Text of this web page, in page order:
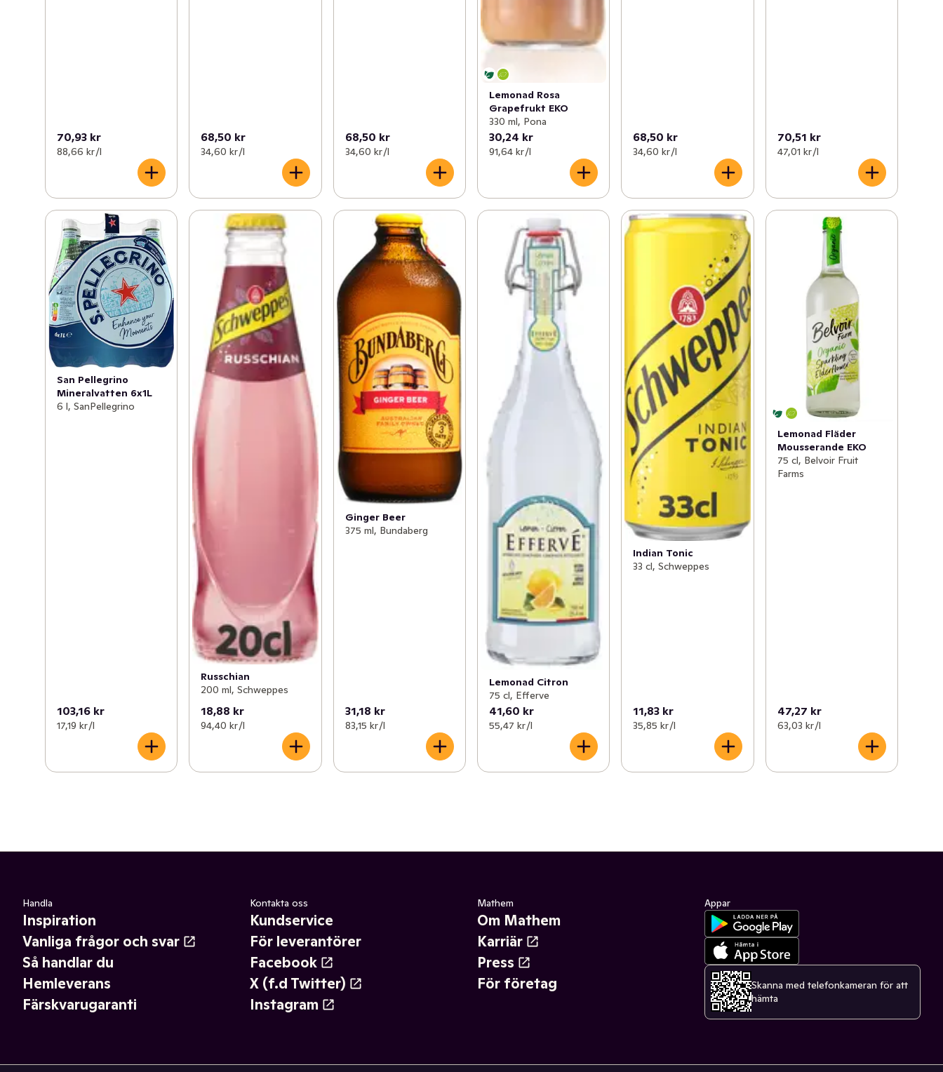
70,93 kr
88,66 kr /l
68,50 kr
34,60 kr /l
68,50 kr
34,60 kr /l
Lemonad Rosa
Grapefrukt EKO
330 ml, Pona
30,24 kr
91,64 kr /l
68,50 kr
34,60 kr /l
70,51 kr
47,01 kr /l
San Pellegrino
Mineralvatten 6x1L
6 l, SanPellegrino
103,16 kr
17,19 kr /l
Russchian
200 ml, Schweppes
18,88 kr
94,40 kr /l
Ginger Beer
375 ml, Bundaberg
31,18 kr
83,15 kr /l
Lemonad Citron
75 cl, Efferve
41,60 kr
55,47 kr /l
Indian Tonic
33 cl, Schweppes
11,83 kr
35,85 kr /l
Lemonad Fläder
Mousserande EKO
75 cl, Belvoir Fruit
Farms
47,27 kr
63,03 kr /l
Handla
Inspiration
Vanliga frågor och svar
Så handlar du
Hemleverans
Färskvarugaranti
Kontakta oss
Kundservice
För leverantörer
Facebook
X (f.d Twitter)
Instagram
Mathem
Om Mathem
Karriär
Press
För företag
Appar
Skanna med telefonkameran för att
hämta